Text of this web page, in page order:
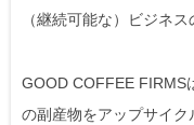
（継続可能な）ビジネ
GOOD COFFEE FIRMS
の副産物をアップサイク